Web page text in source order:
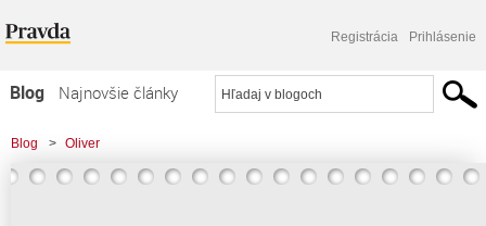
Registrácia Prihlásenie
Blog
Najnovšie články
Najčítanejšie články
Najkomentovanejšie články
Blog > Oliver
> Matovič, Lipšic a Mikulec majú na mále! Prihára im! Ich "kariéry" stoja alebo